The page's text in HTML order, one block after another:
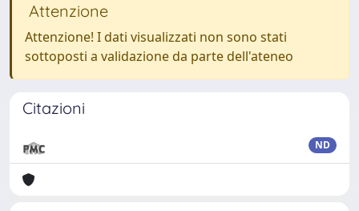
Attenzione
Attenzione! I dati visualizzati non sono stati
sottoposti a validazione da parte dell'ateneo
Citazioni
ND